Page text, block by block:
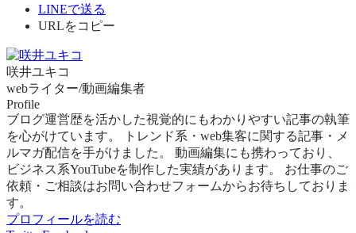
LINEで送る
URLをコピー
咲井ユキコ
webライター/動画編集者
Profile
ブログ運営歴を活かした視覚的にもわかりやすい記事の執筆
を心がけています。 トレンド系・web集客に関する記事・メ
ルマガ配信を手がけました。 動画編集にも携わっており、
ビジネス系YouTubeを制作した実績があります。 お仕事のご
依頼・ご相談はお問い合わせフォームからお待ちしておりま
す。
プロフィールを読む